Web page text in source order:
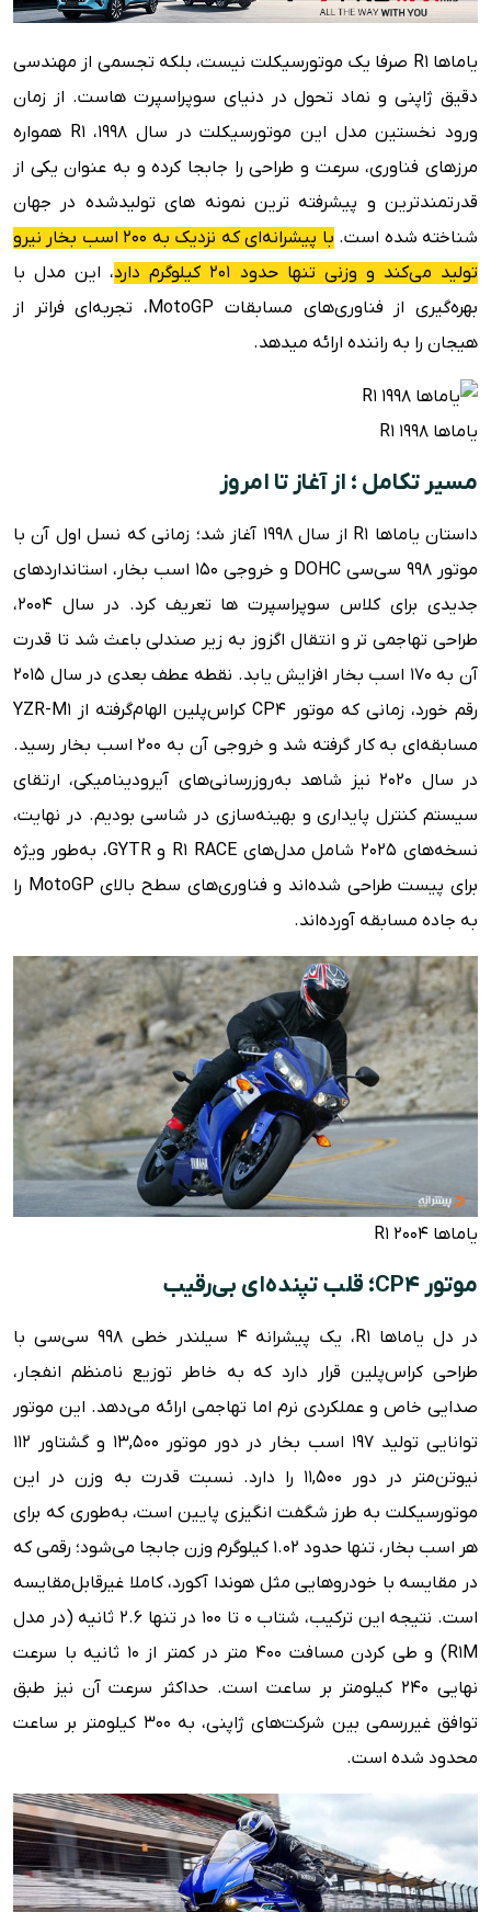
نسخه‌های خاص ؛ اوج کار مهندسی یاماها
جایگاه R1 در رقابت با بزرگان
آینده R1 ؛ تمرکز بر پیست، خداحافظی با خیابان؟
سخن پایانی؛ اسطوره‌ای جاودان
یاماها R1 صرفا یک موتورسیکلت نیست، بلکه تجسمی از مهندسی
دقیق ژاپنی و نماد تحول در دنیای سوپراسپرت هاست. از زمان
ورود نخستین مدل این موتورسیکلت در سال ۱۹۹۸، R1 همواره
مرزهای فناوری، سرعت و طراحی را جابجا کرده و به عنوان یکی از
قدرتمندترین و پیشرفته ترین نمونه های تولیدشده در جهان
شناخته شده است.
با پیشرانه‌ای که نزدیک به ۲۰۰ اسب بخار نیرو
تولید می‌کند و وزنی تنها حدود ۲۰۱ کیلوگرم دارد
، این مدل با
بهره‌گیری از فناوری‌های مسابقات MotoGP، تجربه‌ای فراتر از
هیجان را به راننده ارائه میدهد.
یاماها R1 1998
مسیر تکامل ؛ از آغاز تا امروز
داستان یاماها R1 از سال ۱۹۹۸ آغاز شد؛ زمانی که نسل اول آن با
موتور ۹۹۸ سی‌سی DOHC و خروجی ۱۵۰ اسب بخار، استانداردهای
جدیدی برای کلاس سوپراسپرت ها تعریف کرد. در سال ۲۰۰۴،
طراحی تهاجمی تر و انتقال اگزوز به زیر صندلی باعث شد تا قدرت
آن به ۱۷۰ اسب بخار افزایش یابد. نقطه عطف بعدی در سال ۲۰۱۵
رقم خورد، زمانی که موتور CP4 کراس‌پلین الهام‌گرفته از YZR-M1
مسابقه‌ای به کار گرفته شد و خروجی آن به ۲۰۰ اسب بخار رسید.
در سال ۲۰۲۰ نیز شاهد به‌روزرسانی‌های آیرودینامیکی، ارتقای
سیستم کنترل پایداری و بهینه‌سازی در شاسی بودیم. در نهایت،
نسخه‌های ۲۰۲۵ شامل مدل‌های R1 RACE و GYTR، به‌طور ویژه
برای پیست طراحی شده‌اند و فناوری‌های سطح بالای MotoGP را
به جاده مسابقه آورده‌اند.
یاماها R1 2004
موتور CP4؛ قلب تپنده‌ای بی‌رقیب
در دل یاماها R1، یک پیشرانه ۴ سیلندر خطی ۹۹۸ سی‌سی با
طراحی کراس‌پلین قرار دارد که به خاطر توزیع نامنظم انفجار،
صدایی خاص و عملکردی نرم اما تهاجمی ارائه می‌دهد. این موتور
توانایی تولید ۱۹۷ اسب بخار در دور موتور ۱۳,۵۰۰ و گشتاور ۱۱۲
نیوتن‌متر در دور ۱۱,۵۰۰ را دارد. نسبت قدرت به وزن در این
موتورسیکلت به طرز شگفت انگیزی پایین است، به‌طوری که برای
هر اسب بخار، تنها حدود ۱.۰۲ کیلوگرم وزن جابجا می‌شود؛ رقمی که
در مقایسه با خودروهایی مثل هوندا آکورد، کاملا غیرقابل‌مقایسه
است. نتیجه این ترکیب، شتاب ۰ تا ۱۰۰ در تنها ۲.۶ ثانیه (در مدل
R1M) و طی کردن مسافت ۴۰۰ متر در کمتر از ۱۰ ثانیه با سرعت
نهایی ۲۴۰ کیلومتر بر ساعت است. حداکثر سرعت آن نیز طبق
توافق غیررسمی بین شرکت‌های ژاپنی، به ۳۰۰ کیلومتر بر ساعت
محدود شده است.